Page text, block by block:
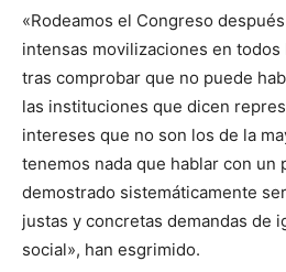
«Rodeamos el Congreso
intensas movilizaciones en
tras comprobar que no puede
las instituciones que dicen
intereses que no son los de la
tenemos nada que hablar con un
demostrado sistemáticamente
justas y concretas demandas de
social», han esgrimido.